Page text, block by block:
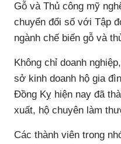
Gỗ và Thủ công mỹ
chuyển đổi số với Tập
ngành chế biến gỗ và
Không chỉ doanh
sở kinh doanh hộ gia
Đồng Kỵ hiện nay đã
xuất, hộ chuyên làm
Các thành viên trong